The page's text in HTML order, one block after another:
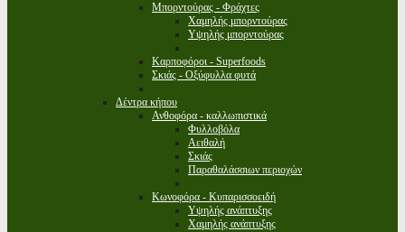
Μπορντούρας - Φράχτες
Χαμηλής μπορντούρας
Υψηλής μπορντούρας
Καρποφόροι - Superfoods
Σκιάς - Οξύφυλλα φυτά
Δέντρα κήπου
Ανθοφόρα - καλλωπιστικά
Φυλλοβόλα
Αειθαλή
Σκιάς
Παραθαλάσσιων περιοχών
Κωνοφόρα - Κυπαρισσοειδή
Υψηλής ανάπτυξης
Χαμηλής ανάπτυξης